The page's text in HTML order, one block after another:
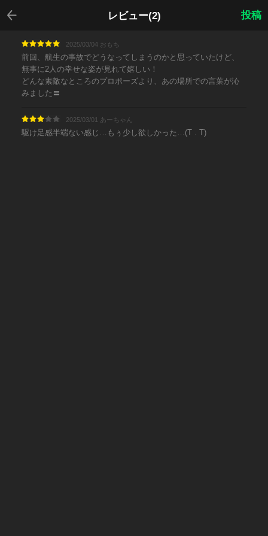
レビュー(2)
戻る
投稿
2025/03/04 おもち
前回、航生の事故でどうなってしまうのかと思っていたけど、
無事に2人の幸せな姿が見れて嬉しい！
どんな素敵なところのプロポーズより、あの場所での言葉が沁
みました〓
2025/03/01 あーちゃん
駆け足感半端ない感じ…もぅ少し欲しかった…(T . T)